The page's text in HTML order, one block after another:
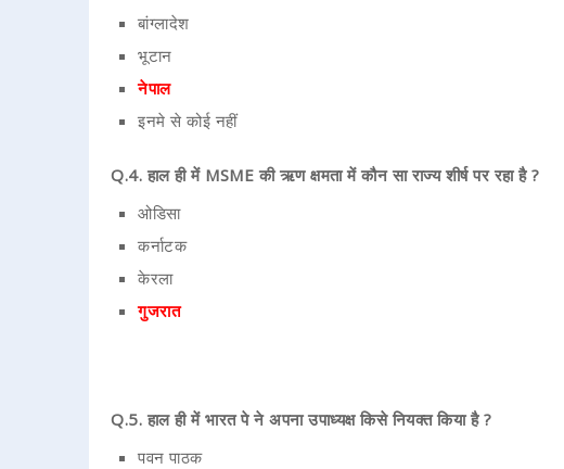
बांग्लादेश
भूटान
नेपाल
इनमे से कोई नहीं
Q.4. हाल ही में MSME की ऋण क्षमता में कौन सा राज्य शीर्ष पर रहा है ?
ओडिसा
कर्नाटक
केरला
गुजरात
Q.5. हाल ही में भारत पे ने अपना उपाध्यक्ष किसे नियक्त किया है ?
पवन पाठक